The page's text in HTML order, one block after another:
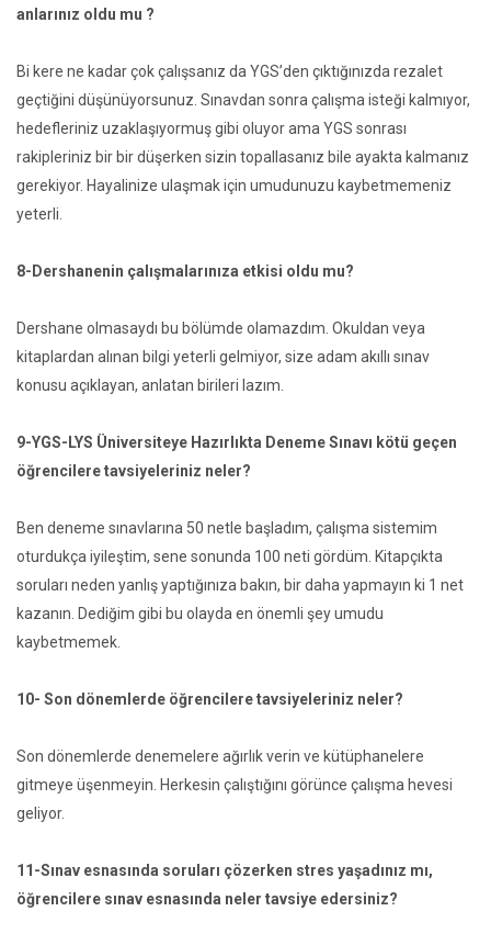
anlarınız oldu mu ?
Bi kere ne kadar çok çalışsanız da YGS’den çıktığınızda rezalet
geçtiğini düşünüyorsunuz. Sınavdan sonra çalışma isteği kalmıyor,
hedefleriniz uzaklaşıyormuş gibi oluyor ama YGS sonrası
rakipleriniz bir bir düşerken sizin topallasanız bile ayakta kalmanız
gerekiyor. Hayalinize ulaşmak için umudunuzu kaybetmemeniz
yeterli.
8-Dershanenin çalışmalarınıza etkisi oldu mu?
Dershane olmasaydı bu bölümde olamazdım. Okuldan veya
kitaplardan alınan bilgi yeterli gelmiyor, size adam akıllı sınav
konusu açıklayan, anlatan birileri lazım.
9-YGS-LYS Üniversiteye Hazırlıkta Deneme Sınavı kötü geçen
öğrencilere tavsiyeleriniz neler?
Ben deneme sınavlarına 50 netle başladım, çalışma sistemim
oturdukça iyileştim, sene sonunda 100 neti gördüm. Kitapçıkta
soruları neden yanlış yaptığınıza bakın, bir daha yapmayın ki 1 net
kazanın. Dediğim gibi bu olayda en önemli şey umudu
kaybetmemek.
10- Son dönemlerde öğrencilere tavsiyeleriniz neler?
Son dönemlerde denemelere ağırlık verin ve kütüphanelere
gitmeye üşenmeyin. Herkesin çalıştığını görünce çalışma hevesi
geliyor.
11-Sınav esnasında soruları çözerken stres yaşadınız mı,
öğrencilere sınav esnasında neler tavsiye edersiniz?